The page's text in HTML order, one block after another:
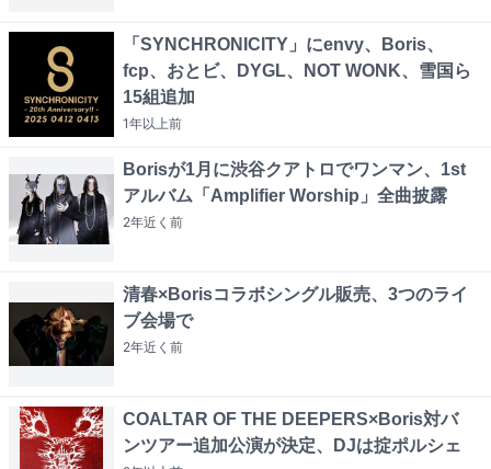
「SYNCHRONICITY」にenvy、Boris、
fcp、おとビ、DYGL、NOT WONK、雪国ら
15組追加
1年以上前
Borisが1月に渋谷クアトロでワンマン、1st
アルバム「Amplifier Worship」全曲披露
2年近く 前
清春×Borisコラボシングル販売、3つのライ
ブ会場で
2年近く 前
COALTAR OF THE DEEPERS×Boris対バ
ンツアー追加公演が決定、DJは掟ポルシェ